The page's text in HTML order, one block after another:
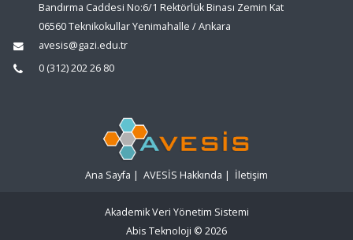
Bandırma Caddesi No:6/1 Rektörlük Binası Zemin Kat
06560 Teknikokullar Yenimahalle / Ankara
avesis@gazi.edu.tr
0 (312) 202 26 80
Ana Sayfa | AVESİS Hakkında | İletişim
Akademik Veri Yönetim Sistemi
Abis Teknoloji © 2026